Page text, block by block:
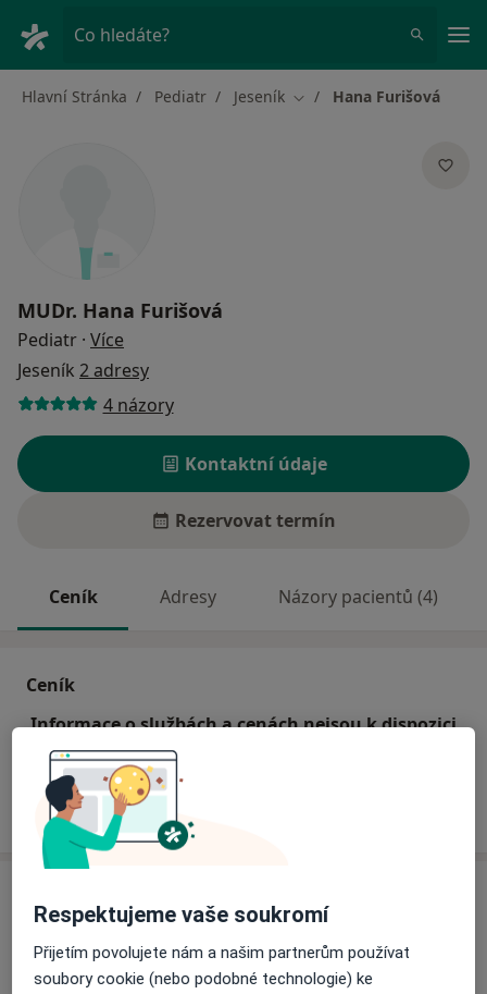
Co hledáte?
Hlavní Stránka Pediatr Jeseník Změna města
Hana Furišová
MUDr. Hana Furišová
Pediatr · Více
Jeseník 2 adresy
4 názory
Kontaktní údaje
Rezervovat termín
Ceník Adresy Názory pacientů (4)
Ceník
Informace o službách a cenách nejsou k dispozici
Tento specialista ještě nepřidával žádné informace o
svých službách.
Adresa 1 Adresa 2
Respektujeme vaše soukromí
Přijetím povolujete nám a našim partnerům používat
soubory cookie (nebo podobné technologie) ke